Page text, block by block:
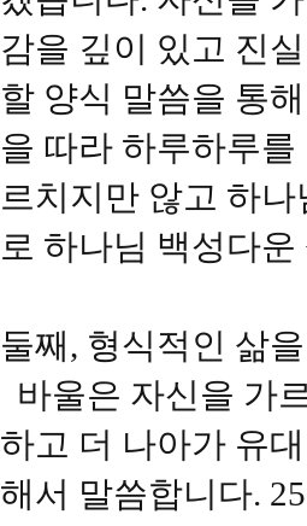
감을 깊이 있고 진
할 양식 말씀을 통
을 따라 하루하루
르치지만 않고 하
로 하나님 백성다
둘째, 형식적인 삶
바울은 자신을 가
하고 더 나아가 유
해서 말씀합니다.